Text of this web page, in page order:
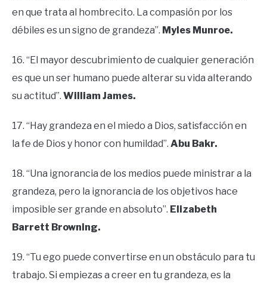
en que trata al hombrecito. La compasión por los
débiles es un signo de grandeza”. Myles Munroe.
16. “El mayor descubrimiento de cualquier generación
es que un ser humano puede alterar su vida alterando
su actitud”. William James.
17. “Hay grandeza en el miedo a Dios, satisfacción en
la fe de Dios y honor con humildad”. Abu Bakr.
18. “Una ignorancia de los medios puede ministrar a la
grandeza, pero la ignorancia de los objetivos hace
imposible ser grande en absoluto”. Elizabeth
Barrett Browning.
19. “Tu ego puede convertirse en un obstáculo para tu
trabajo. Si empiezas a creer en tu grandeza, es la